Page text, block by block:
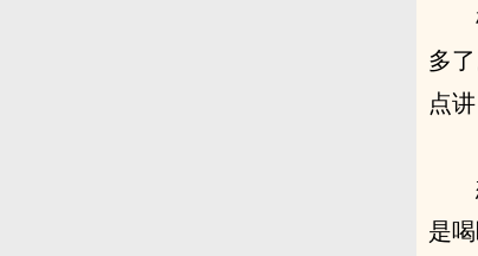
多
点
是